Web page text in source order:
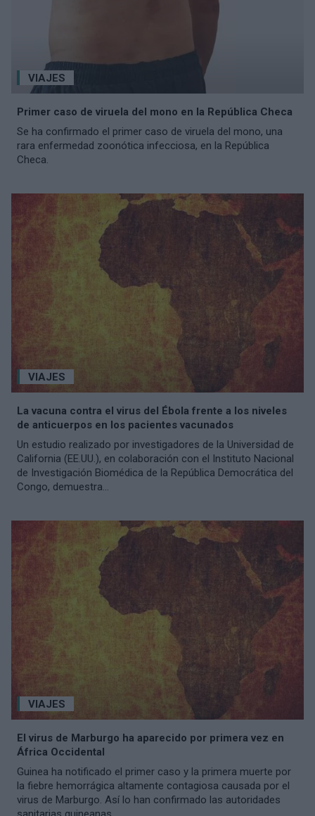
VIAJES
Primer caso de viruela del mono en la República Checa
Se ha confirmado el primer caso de viruela del mono, una
rara enfermedad zoonótica infecciosa, en la República
Checa.
VIAJES
La vacuna contra el virus del Ébola frente a los niveles
de anticuerpos en los pacientes vacunados
Un estudio realizado por investigadores de la Universidad de
California (EE.UU.), en colaboración con el Instituto Nacional
de Investigación Biomédica de la República Democrática del
Congo, demuestra...
VIAJES
El virus de Marburgo ha aparecido por primera vez en
África Occidental
Guinea ha notificado el primer caso y la primera muerte por
la fiebre hemorrágica altamente contagiosa causada por el
virus de Marburgo. Así lo han confirmado las autoridades